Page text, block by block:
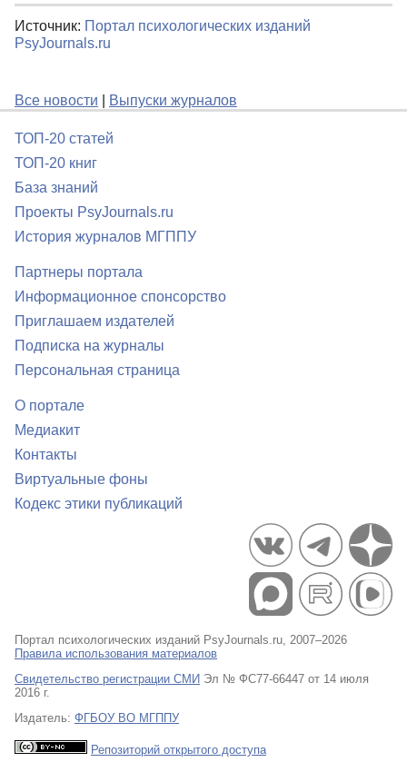
Источник: Портал психологических изданий
PsyJournals.ru
Все новости Выпуски журналов
ТОП-20 статей
ТОП-20 книг
База знаний
Проекты PsyJournals.ru
История журналов МГППУ
Партнеры портала
Информационное спонсорство
Приглашаем издателей
Подписка на журналы
Персональная страница
О портале
Медиакит
Контакты
Виртуальные фоны
Кодекс этики публикаций
Портал психологических изданий PsyJournals.ru, 2007–2026
Правила использования материалов
Свидетельство регистрации СМИ Эл № ФС77-66447 от 14 июля
2016 г.
Издатель: ФГБОУ ВО МГППУ
Репозиторий открытого доступа